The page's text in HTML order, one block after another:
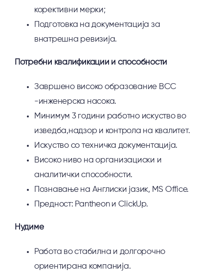
корективни мерки;
Подготовка на документација за
внатрешна ревизија.
Потребни квалификации и способности
Завршено високо образование ВСС
-инженерска насока.
Минимум 3 години работно искуство во
изведба,надзор и контрола на квалитет.
Искуство со техничка документација.
Високо ниво на организациски и
аналитички способности.
Познавање на Англиски јазик, MS Office.
Предност: Pantheon и ClickUp.
Нудиме
Работа во стабилна и долгорочно
ориентирана компанија.